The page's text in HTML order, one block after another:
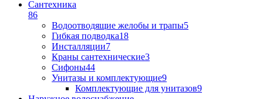
Сантехника
86
Водоотводящие желобы и трапы5
Гибкая подводка18
Инсталляции7
Краны сантехнические3
Сифоны44
Унитазы и комплектующие9
Комплектующие для унитазов9